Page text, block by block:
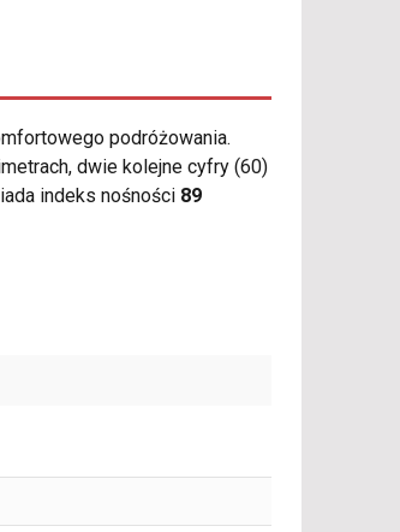
podróżowania.
dwie kolejne cyfry (60)
indeks nośności 89